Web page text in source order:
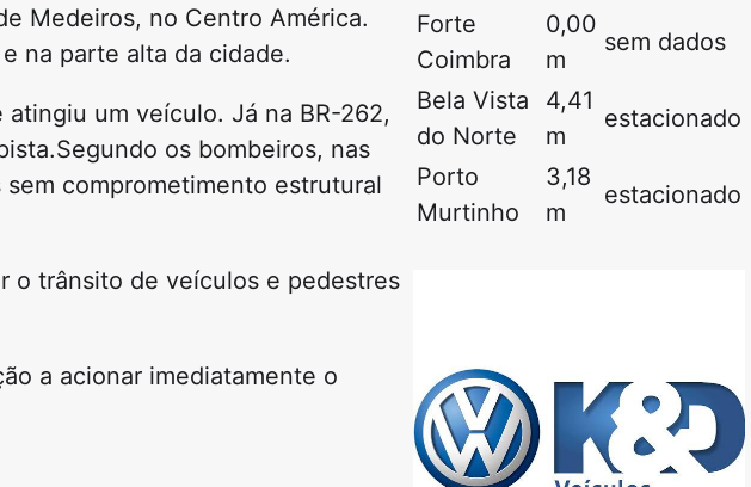
Medeiros, no Centro América.
na parte alta da cidade.
um veículo. Já na BR-262,
os bombeiros, nas
comprometimento estrutural
o trânsito de veículos e pedestres
a acionar imediatamente o
Forte
Coimbra
0,00
m
sem dados
Bela Vista
do Norte
4,41
m
estacionado
Porto
Murtinho
3,18
m
estacionado